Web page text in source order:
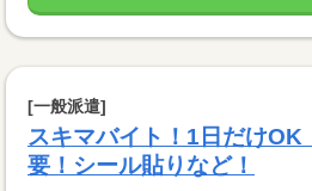
[一般派遣]
スキマバイト！1日だけ
要！シール貼りなど！